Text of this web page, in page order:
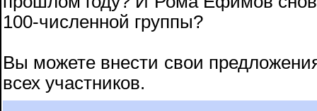
100-численной группы?
Вы можете внести свои
всех участников.